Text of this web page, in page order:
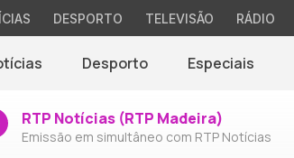
DESPORTO TELEVISÃO RÁDIO
Desporto Especiais
RTP Notícias (RTP Madeira)
Emissão em simultâneo com RTP Notícias